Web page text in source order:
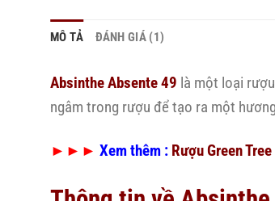
MÔ TẢ ĐÁNH GIÁ (1)
Absinthe Absente 49 là một loại
ngâm trong rượu để tạo ra một
►►► Xem thêm : Rượu Green